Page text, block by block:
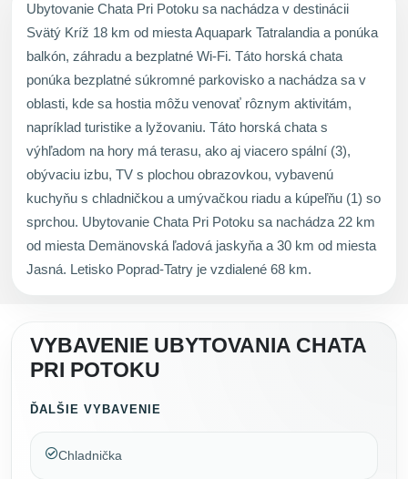
Ubytovanie Chata Pri Potoku sa nachádza v destinácii
Svätý Kríž 18 km od miesta Aquapark Tatralandia a ponúka
balkón, záhradu a bezplatné Wi-Fi. Táto horská chata
ponúka bezplatné súkromné parkovisko a nachádza sa v
oblasti, kde sa hostia môžu venovať rôznym aktivitám,
napríklad turistike a lyžovaniu. Táto horská chata s
výhľadom na hory má terasu, ako aj viacero spální (3),
obývaciu izbu, TV s plochou obrazovkou, vybavenú
kuchyňu s chladničkou a umývačkou riadu a kúpeľňu (1) so
sprchou. Ubytovanie Chata Pri Potoku sa nachádza 22 km
od miesta Demänovská ľadová jaskyňa a 30 km od miesta
Jasná. Letisko Poprad-Tatry je vzdialené 68 km.
VYBAVENIE UBYTOVANIA CHATA
PRI POTOKU
ĎALŠIE VYBAVENIE
Chladnička